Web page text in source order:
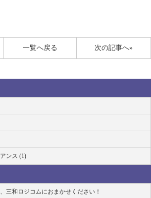
次の記事へ»
一覧へ戻る
ンス (1)
三和ロジコムにおまかせください！